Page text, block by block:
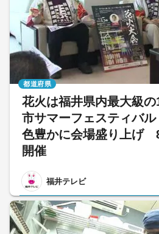
花火は福井県内最大級
市サマーフェスティバ
色豊かに会場盛り上げ
開催
福井テレビ
都道府県